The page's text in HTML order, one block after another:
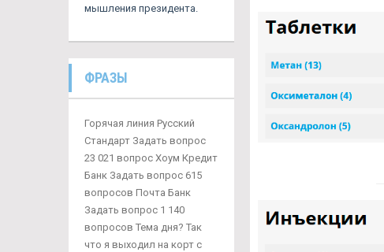
мышления президента.
ФРАЗЫ
Горячая линия Русский
Стандарт Задать вопрос
23 021 вопрос Хоум Кредит
Банк Задать вопрос 615
вопросов Почта Банк
Задать вопрос 1 140
вопросов Тема дня? Так
что я выходил на корт с